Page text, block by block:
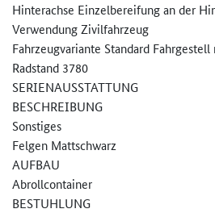
Hinterachse Einzelbereifung an der
Verwendung Zivilfahrzeug
Fahrzeugvariante Standard
Radstand 3780
SERIENAUSSTATTUNG
BESCHREIBUNG
Sonstiges
Felgen Mattschwarz
AUFBAU
Abrollcontainer
BESTUHLUNG